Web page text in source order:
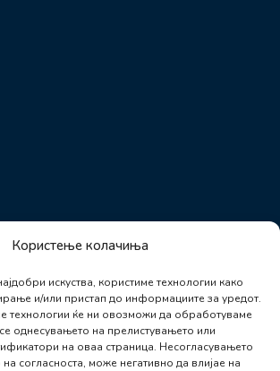
Користење колачиња
искуства, користиме технологии како
и/или пристап до информациите за уредот.
технологии ќе ни овозможи да обработуваме
однесувањето на прелистувањето или
на оваа страница. Несогласувањето
согласноста, може негативно да влијае на